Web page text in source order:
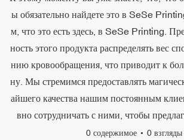
ы обязательно найдете это в SeSe
м, что это есть здесь, в SeSe Printing.
ность этого продукта распределять вес
нию кровообращения, что приводит к
ну. Мы стремимся предоставлять
айшего качества нашим постоянным
вно сотрудничать с ними, чтобы
0 содержимое 0 взгляды